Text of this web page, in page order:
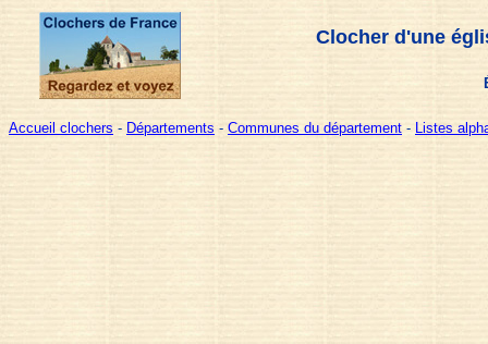
Clocher d'une
Accueil clochers - Départements - Communes du département - Listes